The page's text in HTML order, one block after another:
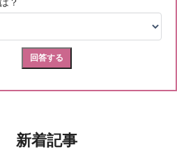
新着記事